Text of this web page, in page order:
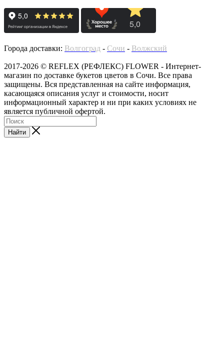
Города доставки: Волгоград - Сочи - Волжский
2017-2026 © REFLEX (РЕФЛЕКС) FLOWER - Интернет-
магазин по доставке букетов цветов в Сочи. Все права
защищены. Вся представленная на сайте информация,
касающаяся описания услуг и стоимости, носит
информационный характер и ни при каких условиях не
является публичной офертой.
Найти